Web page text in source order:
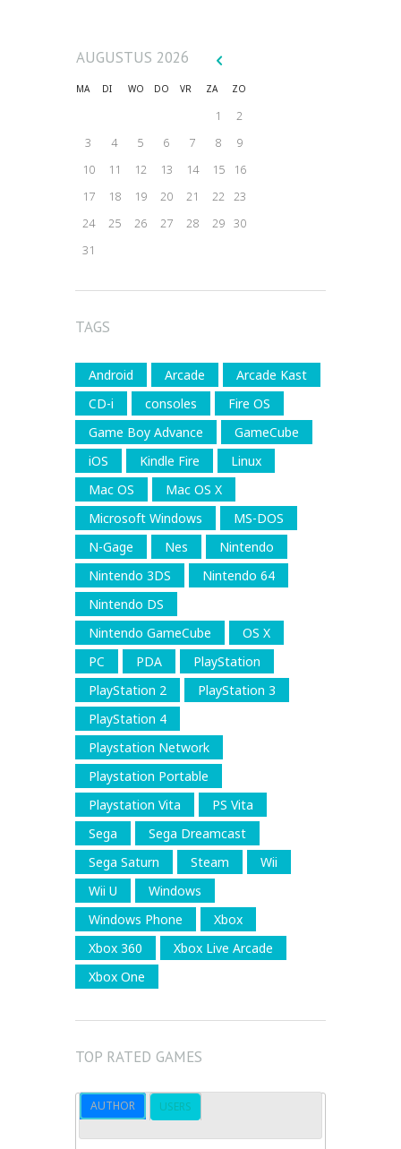
AUGUSTUS 2026
MA DI WO DO VR ZA ZO
1
2
3
4 5 6 7 8
9
10
11 12 13 14 15
16
17
18 19 20 21 22 23
24
25 26 27 28 29 30
31
TAGS
Android Arcade
Arcade Kast
CD-i
consoles
Fire OS
Game Boy Advance
GameCube
iOS
Kindle Fire
Linux
Mac OS
Mac OS X
Microsoft Windows
MS-DOS
N-Gage
Nes
Nintendo
Nintendo 3DS
Nintendo 64
Nintendo DS
Nintendo GameCube
OS X
PC
PDA
PlayStation
PlayStation 2
PlayStation 3
PlayStation 4
Playstation Network
Playstation Portable
Playstation Vita
PS Vita
Sega
Sega Dreamcast
Sega Saturn
Steam
Wii
Wii U
Windows
Windows Phone
Xbox
Xbox 360
Xbox Live Arcade
Xbox One
TOP RATED GAMES
AUTHOR USERS